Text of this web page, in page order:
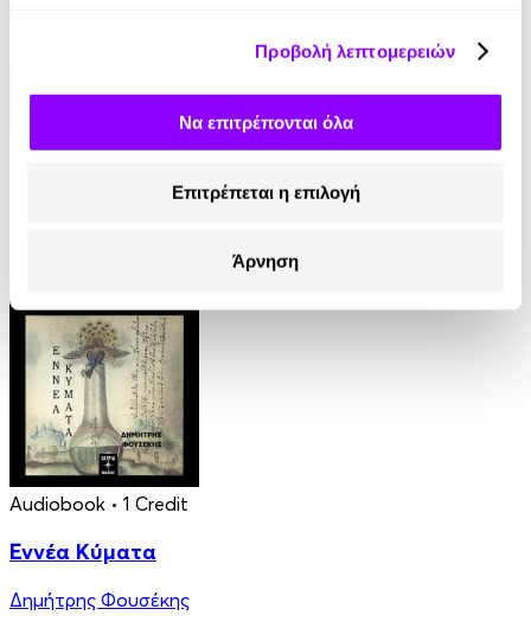
Προβολή λεπτομερειών
Να επιτρέπονται όλα
Επιτρέπεται η επιλογή
Άρνηση
eBook
Γαλάζια Αγελάδα
Audiobook • 1 Credit
Εννέα Κύματα
Δημήτρης Φουσέκης